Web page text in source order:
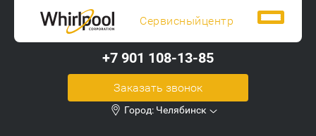
Сервисныйцентр
Город: Челябинск
+7 901 108-13-85
Заказать звонок